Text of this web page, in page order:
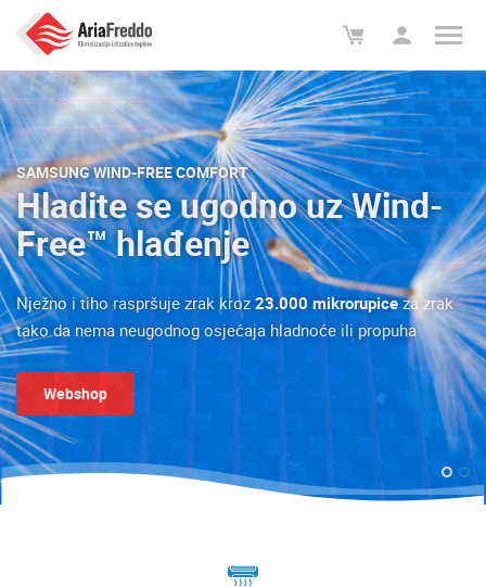
SAMSUNG WIND-FREE COMFORT
Hladite se ugodno uz Wind-
Free™ hlađenje
Nježno i tiho raspršuje zrak kroz 23.000 mikrorupiceza zrak
tako da nema neugodnog osjećaja hladnoće ili propuha
Webshop